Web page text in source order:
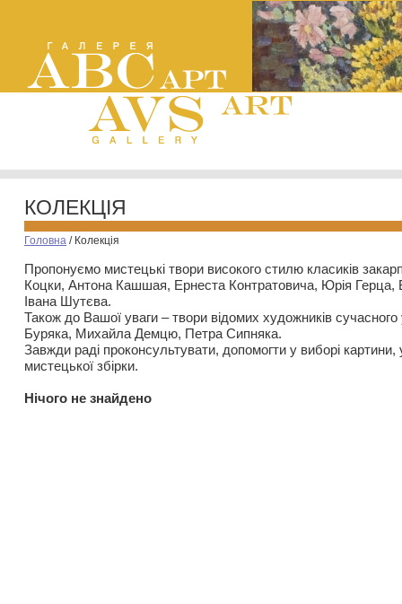
КОЛЕКЦІЯ
Головна / Колекція
Пропонуємо мистецькі твори високого стилю класиків
Коцки, Антона Кашшая, Ернеста Контратовича, Юрія
Івана Шутєва.
Також до Вашої уваги – твори відомих художників
Буряка, Михайла Демцю, Петра Сипняка.
Завжди раді проконсультувати, допомогти у виборі картини,
мистецької збірки.
Нiчого не знайдено